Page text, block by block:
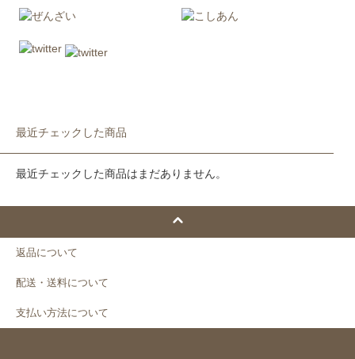
最近チェックした商品
最近チェックした商品はまだありません。
返品について
配送・送料について
支払い方法について